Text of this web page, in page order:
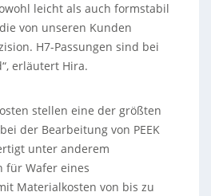
leicht als auch formstabil
von unseren Kunden
H7-Passungen sind bei
erläutert Hira.
stellen eine der größten
der Bearbeitung von PEEK
unter anderem
für Wafer eines
Materialkosten von bis zu